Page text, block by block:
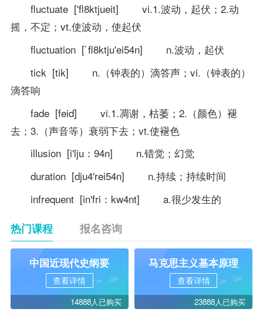
fluctuate ['fl8ktjueit] vi.1.波动，起伏；2.动
摇，不定；vt.使波动，使起伏
fluctuation [`fl8ktju'ei54n] n.波动，起伏
tick [tik] n.（钟表的）滴答声；vi.（钟表的）
滴答响
fade [feid] vi.1.凋谢，枯萎；2.（颜色）褪
去；3.（声音等）衰弱下去；vt.使褪色
illusion [i'lju：94n] n.错觉；幻觉
duration [dju4'rei54n] n.持续；持续时间
infrequent [in'fri：kw4nt] a.很少发生的
热门课程 报名咨询
中国近现代史纲要
查看详情
14888人已购买
马克思主义基本原理
查看详情
23888人已购买